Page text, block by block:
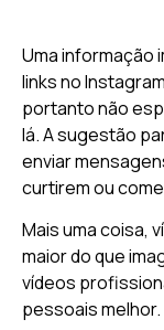
Uma informação
links no
portanto não
lá. A sugestão
enviar
curtirem ou
Mais uma coisa,
maior do que
vídeos
pessoais melhor.